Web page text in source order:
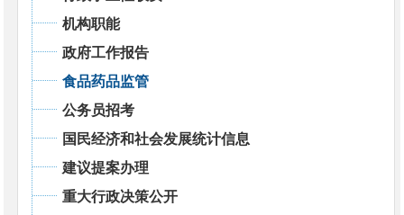
机构职能
政府工作报告
食品药品监管
公务员招考
国民经济和社会发展统计信息
建议提案办理
重大行政决策公开